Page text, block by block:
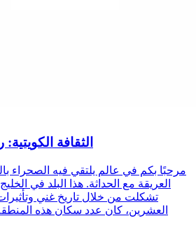
الثقافة
مرحبًا بكم في عالم يلتقي فيه الصحراء
العريقة مع الحداثة. هذا البلد في
تشكلت من خلال تاريخ غني